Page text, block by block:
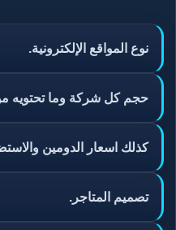
نوع المواقع الإلكترونية.
حجم كل شركة وما تحتويه
كذلك اسعار الدومين
تصميم المتاجر.